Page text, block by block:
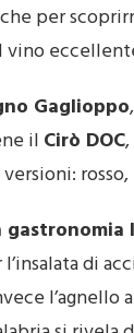
per
vino
Gaglioppo
il Cirò DOC
rosso,
di
l’agnello